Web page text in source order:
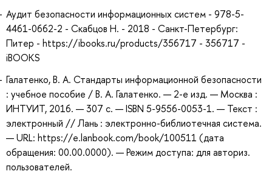
Аудит безопасности информационных систем - 978-5-
4461-0662-2 - Скабцов Н. - 2018 - Санкт-Петербург:
Питер - https://ibooks.ru/products/356717 - 356717 -
iBOOKS
Галатенко, В. А. Стандарты информационной безопасности
: учебное пособие / В. А. Галатенко. — 2-е изд. — Москва :
ИНТУИТ, 2016. — 307 с. — ISBN 5-9556-0053-1. — Текст :
электронный // Лань : электронно-библиотечная система.
— URL: https://e.lanbook.com/book/100511 (дата
обращения: 00.00.0000). — Режим доступа: для авториз.
пользователей.